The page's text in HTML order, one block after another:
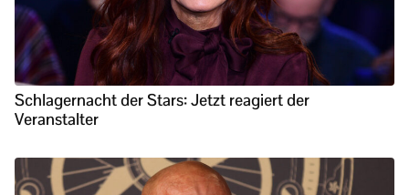
Schlagernacht der Stars: Jetzt reagiert der
Veranstalter